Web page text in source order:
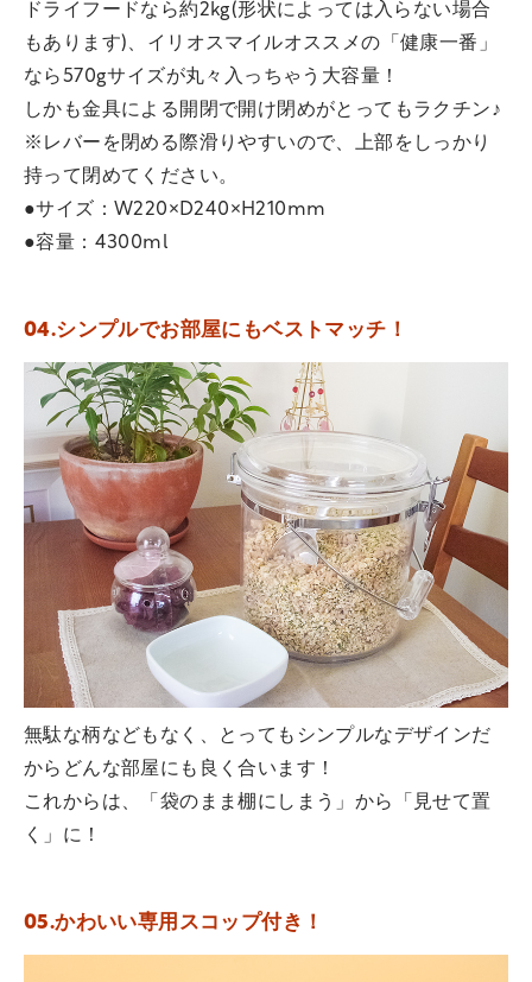
ドライフードなら約2kg(形状によっては入らない場合
もあります)、イリオスマイルオススメの「健康一番」
なら570gサイズが丸々入っちゃう大容量！
しかも金具による開閉で開け閉めがとってもラクチン♪
※レバーを閉める際滑りやすいので、上部をしっかり
持って閉めてください。
●サイズ：W220×D240×H210mm
●容量：4300ml
04.シンプルでお部屋にもベストマッチ！
無駄な柄などもなく、とってもシンプルなデザインだ
からどんな部屋にも良く合います！
これからは、「袋のまま棚にしまう」から「見せて置
く」に！
05.かわいい専用スコップ付き！